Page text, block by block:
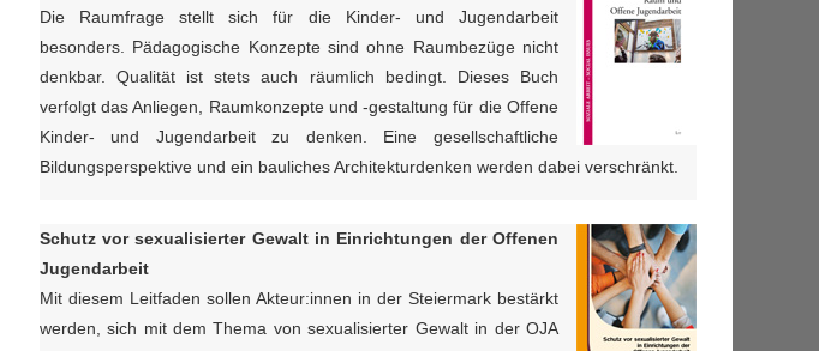
Die Raumfrage stellt sich für die Kinder- und Jugendarbeit
besonders. Pädagogische Konzepte sind ohne Raumbezüge nicht
denkbar. Qualität ist stets auch räumlich bedingt. Dieses Buch
verfolgt das Anliegen, Raumkonzepte und -gestaltung für die Offene
Kinder- und Jugendarbeit zu denken. Eine gesellschaftliche
Bildungsperspektive und ein bauliches Architekturdenken werden dabei verschränkt.
Schutz vor sexualisierter Gewalt in Einrichtungen der Offenen
Jugendarbeit
Mit diesem Leitfaden sollen Akteur:innen in der Steiermark bestärkt
werden, sich mit dem Thema von sexualisierter Gewalt in der OJA